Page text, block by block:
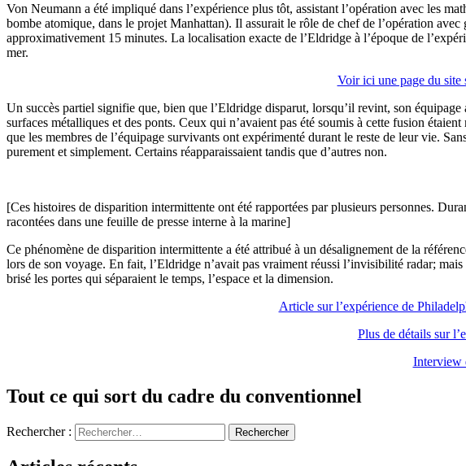
Von Neumann a été impliqué dans l’expérience plus tôt, assistant l’opération avec les
bombe atomique, dans le projet Manhattan). Il assurait le rôle de chef de l’opération
approximativement 15 minutes. La localisation exacte de l’Eldridge à l’époque de
mer.
Voir ici une page du site
Un succès partiel signifie que, bien que l’Eldridge disparut, lorsqu’il revint, son
surfaces métalliques et des ponts. Ceux qui n’avaient pas été soumis à cette fusion
que les membres de l’équipage survivants ont expérimenté durant le reste de leur vie.
purement et simplement. Certains réapparaissaient tandis que d’autres non.
[Ces histoires de disparition intermittente ont été rapportées par plusieurs personnes.
racontées dans une feuille de presse interne à la marine]
Ce phénomène de disparition intermittente a été attribué à un désalignement de la
lors de son voyage. En fait, l’Eldridge n’avait pas vraiment réussi l’invisibilité radar;
brisé les portes qui séparaient le temps, l’espace et la dimension.
Article sur l’expérience de
Plus de détails sur
Interview
Tout ce qui sort du cadre du conventionnel
Rechercher :